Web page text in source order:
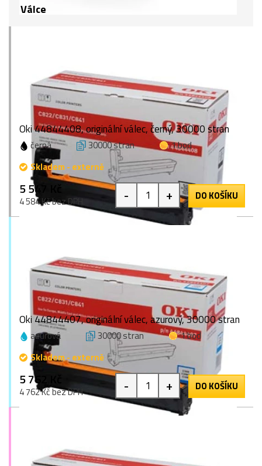
Válce
Oki 44844408, originální válec, černý, 30000 stran
černá 30000 stran
1 bod
Skladem - externě
5 547 Kč
4 584 Kč bez DPH - + DO KOŠÍKU
Oki 44844407, originální válec, azurový, 30000 stran
azurová 30000 stran
1 bod
Skladem - externě
5 762 Kč
4 762 Kč bez DPH - + DO KOŠÍKU